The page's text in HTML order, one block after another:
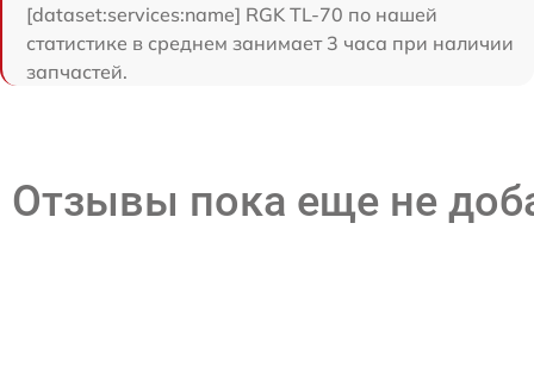
[dataset:services:name] RGK TL-70 по нашей
статистике в среднем занимает 3 часа при наличии
запчастей.
Отзывы пока еще не